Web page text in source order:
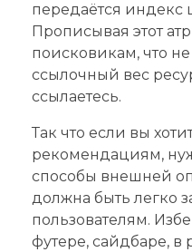
передаётся индекс
Прописывая этот
поисковикам, что
ссылочный вес
ссылаетесь.
Так что если вы
рекомендациям,
способы внешней
должна быть легко
пользователям.
футере, сайдбаре, в